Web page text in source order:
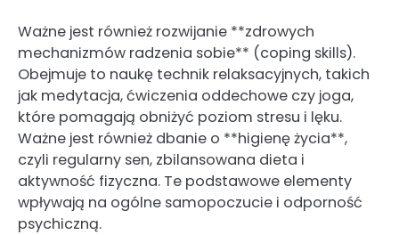
Ważne jest również rozwijanie **zdrowych
mechanizmów radzenia sobie** (coping skills).
Obejmuje to naukę technik relaksacyjnych, takich
jak medytacja, ćwiczenia oddechowe czy joga,
które pomagają obniżyć poziom stresu i lęku.
Ważne jest również dbanie o **higienę życia**,
czyli regularny sen, zbilansowana dieta i
aktywność fizyczna. Te podstawowe elementy
wpływają na ogólne samopoczucie i odporność
psychiczną.